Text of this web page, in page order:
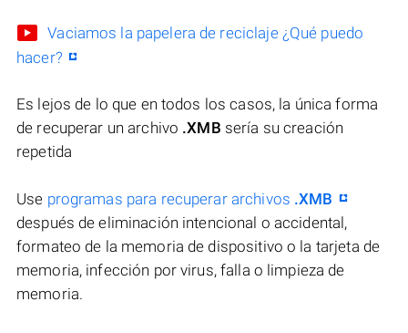
Vaciamos la papelera de reciclaje ¿Qué puedo
hacer?
Es lejos de lo que en todos los casos, la única forma
de recuperar un archivo .XMB sería su creación
repetida
Use programas para recuperar archivos .XMB
después de eliminación intencional o accidental,
formateo de la memoria de dispositivo o la tarjeta de
memoria, infección por virus, falla o limpieza de
memoria.